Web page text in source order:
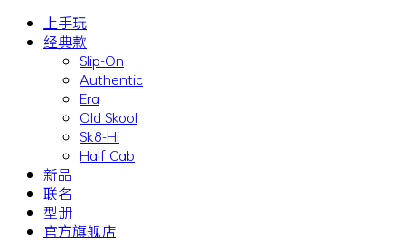
上手玩
经典款
Slip-On
Authentic
Era
Old Skool
Sk8-Hi
Half Cab
新品
联名
型册
官方旗舰店